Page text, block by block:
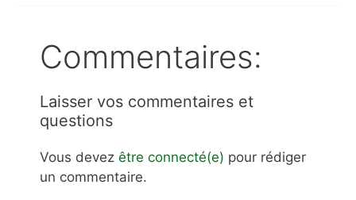
Commentaires:
Laisser vos commentaires et
questions
Vous devez être connecté(e) pour rédiger
un commentaire.